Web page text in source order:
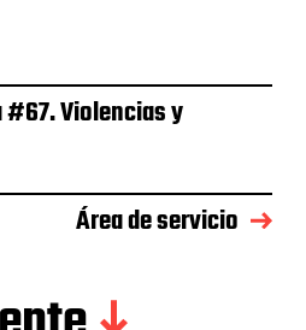
Violencias y
Área de servicio